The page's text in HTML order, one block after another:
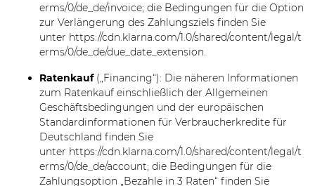
erms/0/de_de/invoice; die Bedingungen für die Option
zur Verlängerung des Zahlungsziels finden Sie
unter https://cdn.klarna.com/1.0/shared/content/legal/t
erms/0/de_de/due_date_extension
Ratenkauf („Financing“): Die näheren Informationen
zum Ratenkauf einschließlich der Allgemeinen
Geschäftsbedingungen und der europäischen
Standardinformationen für Verbraucherkredite für
Deutschland finden Sie
unter https://cdn.klarna.com/1.0/shared/content/legal/t
erms/0/de_de/account; die Bedingungen für die
Zahlungsoption „Bezahle in 3 Raten“ finden Sie